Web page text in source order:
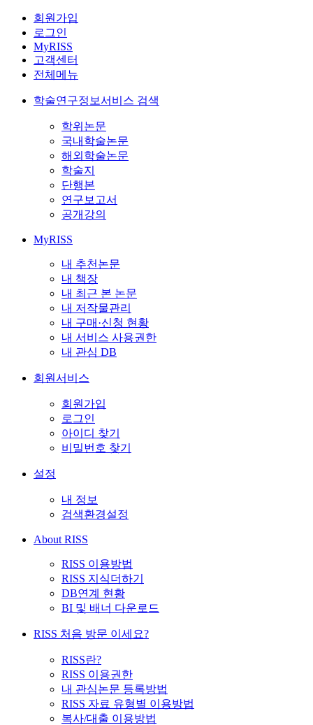
회원가입
로그인
MyRISS
고객센터
전체메뉴
학술연구정보서비스 검색
학위논문
국내학술논문
해외학술논문
학술지
단행본
연구보고서
공개강의
MyRISS
내 추천논문
내 책장
내 최근 본 논문
내 저작물관리
내 구매·신청 현황
내 서비스 사용권한
내 관심 DB
회원서비스
회원가입
로그인
아이디 찾기
비밀번호 찾기
설정
내 정보
검색환경설정
About RISS
RISS 이용방법
RISS 지식더하기
DB연계 현황
BI 및 배너 다운로드
RISS 처음 방문 이세요?
RISS란?
RISS 이용권한
내 관심논문 등록방법
RISS 자료 유형별 이용방법
복사/대출 이용방법